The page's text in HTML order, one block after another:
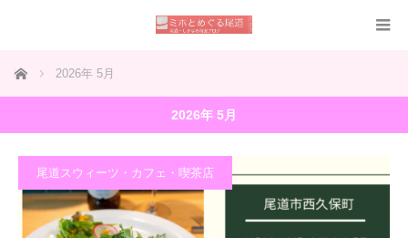
ホーム 2026年 5月
2026年 5月
尾道スウィーツ・カフェ・喫茶店